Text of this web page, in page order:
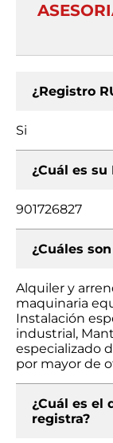
¿Registro
Si
¿Cuál es su
901726827
¿Cuáles
Alquiler y
maquinaria
Instalación
industrial,
especializado
por mayor de
¿Cuál es el
registra?